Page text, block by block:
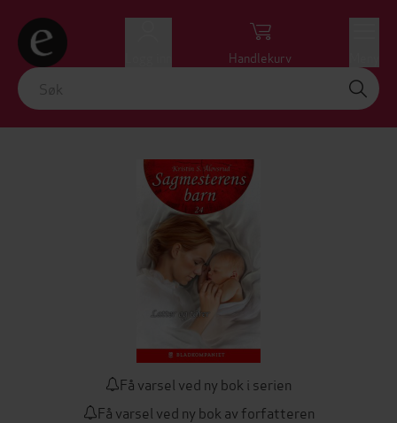
Handlekurv
Få varsel ved ny bok i serien
Få varsel ved ny bok av forfatteren